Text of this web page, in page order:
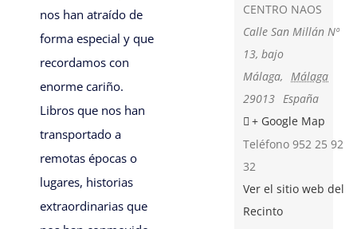
nos han atraído de
forma especial y que
recordamos con
enorme cariño.
Libros que nos han
transportado a
remotas épocas o
lugares, historias
extraordinarias que
CENTRO NAOS
Calle San Millán Nº
13, bajo
Málaga,
Málaga
29013 España
+ Google Map
Teléfono 952 25 92
32
Ver el sitio web del
Recinto